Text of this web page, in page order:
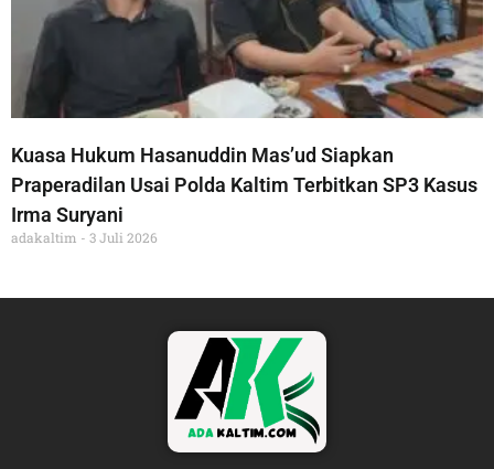
Kuasa Hukum Hasanuddin Mas’ud Siapkan
Praperadilan Usai Polda Kaltim Terbitkan SP3 Kasus
Irma Suryani
adakaltim 3 Juli 2026